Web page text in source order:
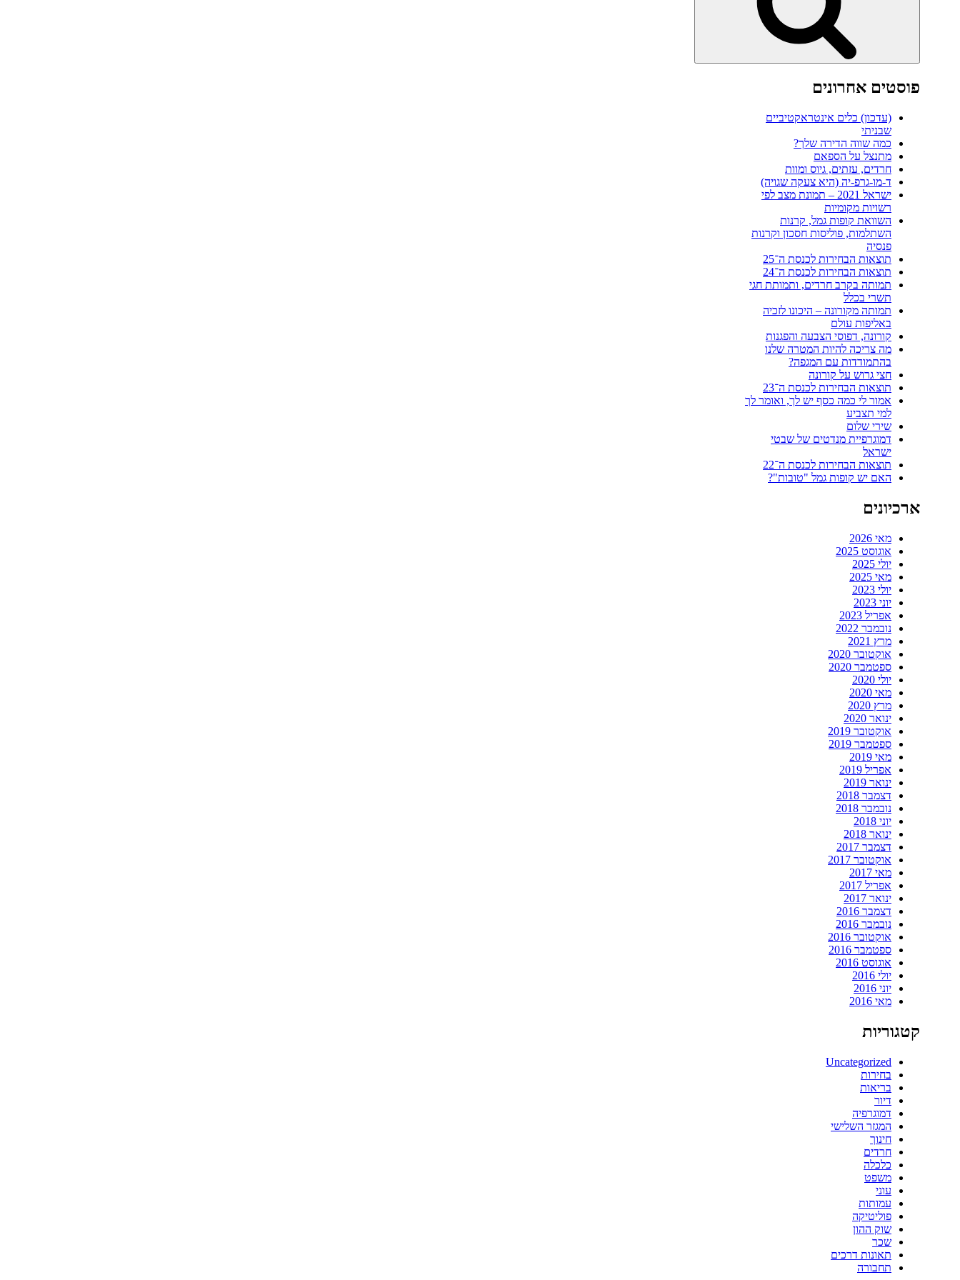
פוסטים אחרונים
(עדכון) כלים אינטראקטיביים
שבניתי
כמה שווה הדירה שלך?
מתנצל על הספאם
חרדים, עזתים, גיוס ומוות
ד-מו-גרפ-יה (היא צעקה שגויה)
ישראל 2021 – תמונת מצב לפי
רשויות מקומיות
השוואת קופות גמל, קרנות
השתלמות, פוליסות חסכון וקרנות
פנסיה
תוצאות הבחירות לכנסת ה־25
תוצאות הבחירות לכנסת ה־24
תמותה בקרב חרדים, ותמותת חגי
תשרי בכלל
תמותה מקורונה – היכונו לזכיה
באליפות עולם
קורונה, דפוסי הצבעה והפגנות
מה צריכה להיות המטרה שלנו
בהתמודדות עם המגפה?
חצי גרוש על קורונה
תוצאות הבחירות לכנסת ה־23
אמור לי כמה כסף יש לך, ואומר לך
למי תצביע
שירי שלום
דמוגרפיית מנדטים של שבטי
ישראל
תוצאות הבחירות לכנסת ה־22
האם יש קופות גמל "טובות"?
ארכיונים
מאי 2026
אוגוסט 2025
יולי 2025
מאי 2025
יולי 2023
יוני 2023
אפריל 2023
נובמבר 2022
מרץ 2021
אוקטובר 2020
ספטמבר 2020
יולי 2020
מאי 2020
מרץ 2020
ינואר 2020
אוקטובר 2019
ספטמבר 2019
מאי 2019
אפריל 2019
ינואר 2019
דצמבר 2018
נובמבר 2018
יוני 2018
ינואר 2018
דצמבר 2017
אוקטובר 2017
מאי 2017
אפריל 2017
ינואר 2017
דצמבר 2016
נובמבר 2016
אוקטובר 2016
ספטמבר 2016
אוגוסט 2016
יולי 2016
יוני 2016
מאי 2016
קטגוריות
Uncategorized
בחירות
בריאות
דיור
דמוגרפיה
המגזר השלישי
חינוך
חרדים
כלכלה
משפט
עוני
עמותות
פוליטיקה
שוק ההון
שכר
תאונות דרכים
תחבורה